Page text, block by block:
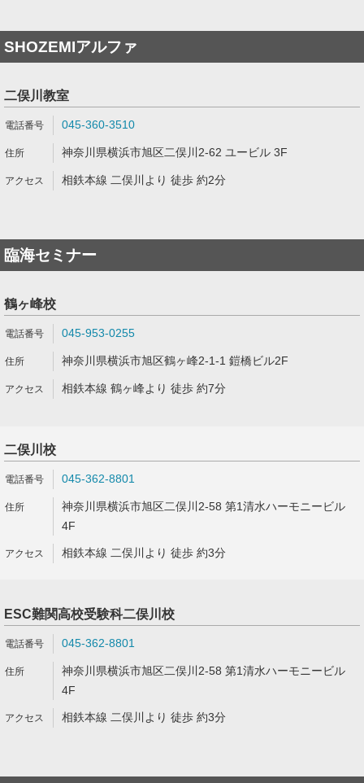
SHOZEMIアルファ
二俣川教室
045-360-3510
神奈川県横浜市旭区二俣川2-62 ユービル 3F
相鉄本線 二俣川より 徒歩 約2分
臨海セミナー
鶴ヶ峰校
045-953-0255
神奈川県横浜市旭区鶴ヶ峰2-1-1 鎧橋ビル2F
相鉄本線 鶴ヶ峰より 徒歩 約7分
二俣川校
045-362-8801
神奈川県横浜市旭区二俣川2-58 第1清水ハーモニービル
4F
相鉄本線 二俣川より 徒歩 約3分
ESC難関高校受験科二俣川校
045-362-8801
神奈川県横浜市旭区二俣川2-58 第1清水ハーモニービル
4F
相鉄本線 二俣川より 徒歩 約3分